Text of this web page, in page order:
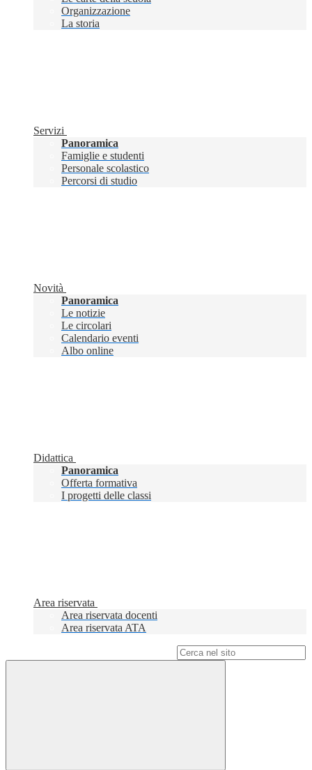
Organizzazione
La storia
Servizi
Panoramica
Famiglie e studenti
Personale scolastico
Percorsi di studio
Novità
Panoramica
Le notizie
Le circolari
Calendario eventi
Albo online
Didattica
Panoramica
Offerta formativa
I progetti delle classi
Area riservata
Area riservata docenti
Area riservata ATA